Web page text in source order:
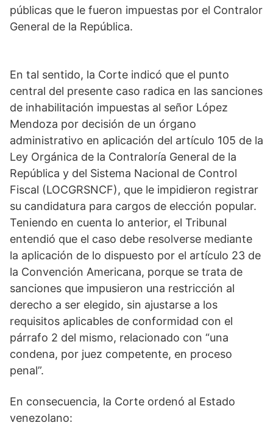
públicas que le fueron impuestas por el Contralor
General de la República.
En tal sentido, la Corte indicó que el punto
central del presente caso radica en las sanciones
de inhabilitación impuestas al señor López
Mendoza por decisión de un órgano
administrativo en aplicación del artículo 105 de la
Ley Orgánica de la Contraloría General de la
República y del Sistema Nacional de Control
Fiscal (LOCGRSNCF), que le impidieron registrar
su candidatura para cargos de elección popular.
Teniendo en cuenta lo anterior, el Tribunal
entendió que el caso debe resolverse mediante
la aplicación de lo dispuesto por el artículo 23 de
la Convención Americana, porque se trata de
sanciones que impusieron una restricción al
derecho a ser elegido, sin ajustarse a los
requisitos aplicables de conformidad con el
párrafo 2 del mismo, relacionado con “una
condena, por juez competente, en proceso
penal”.
En consecuencia, la Corte ordenó al Estado
venezolano: